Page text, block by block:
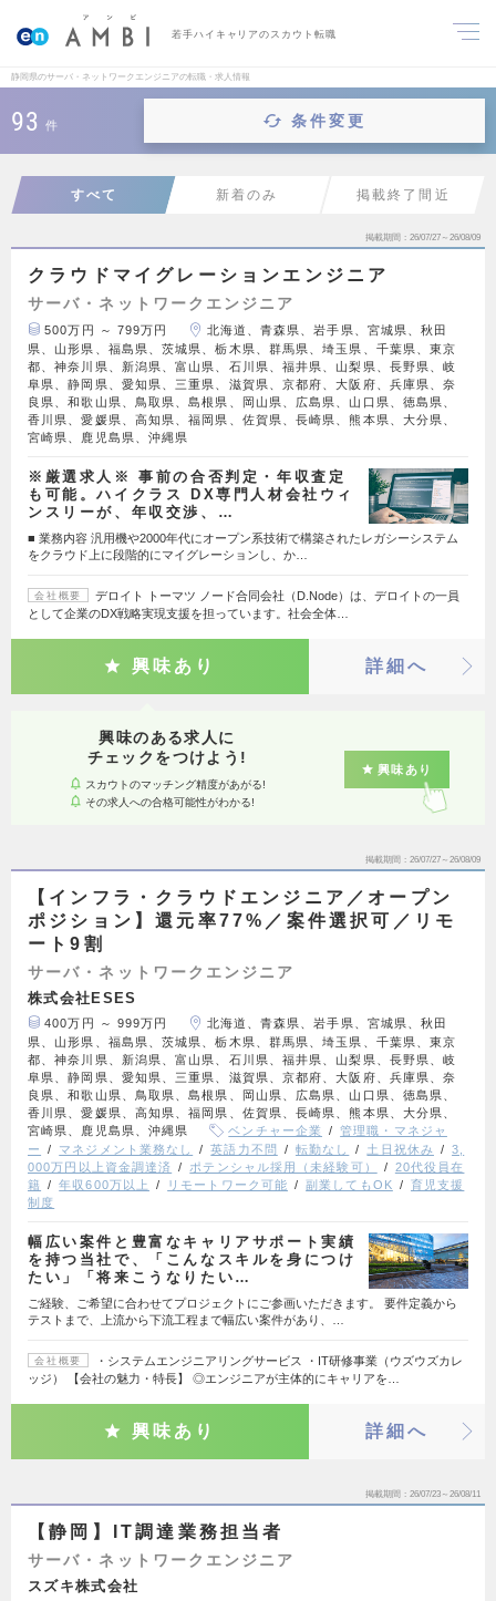
若手ハイキャリアのスカウト転職
静岡県のサーバ・ネットワークエンジニアの転職・求人情報
93 件 条件変更
すべて 新着のみ 掲載終了間近
掲載期間 26/07/27～26/08/09
クラウドマイグレーションエンジニア
サーバ・ネットワークエンジニア
500万円 ～ 799万円
北海道、青森県、岩手県、宮城県、秋田
県、山形県、福島県、茨城県、栃木県、群馬県、埼玉県、千葉県、東京
都、神奈川県、新潟県、富山県、石川県、福井県、山梨県、長野県、岐
阜県、静岡県、愛知県、三重県、滋賀県、京都府、大阪府、兵庫県、奈
良県、和歌山県、鳥取県、島根県、岡山県、広島県、山口県、徳島県、
香川県、愛媛県、高知県、福岡県、佐賀県、長崎県、熊本県、大分県、
宮崎県、鹿児島県、沖縄県
※厳選求人※ 事前の合否判定・年収査定
も可能。ハイクラス DX専門人材会社ウィ
ンスリーが、年収交渉、…
■ 業務内容 汎用機や2000年代にオープン系技術で構築されたレガシーシステム
をクラウド上に段階的にマイグレーションし、か…
会社概要
デロイト トーマツ ノード合同会社（D.Node）は、デロイトの一員
として企業のDX戦略実現支援を担っています。社会全体…
興味あり 詳細へ
興味のある求人に
チェックをつけよう!
スカウトのマッチング精度があがる!
その求人への合格可能性がわかる!
興味あり
掲載期間 26/07/27～26/08/09
【インフラ・クラウドエンジニア／オープン
ポジション】還元率77%／案件選択可／リモ
ート9割
サーバ・ネットワークエンジニア
株式会社ESES
400万円 ～ 999万円
北海道、青森県、岩手県、宮城県、秋田
県、山形県、福島県、茨城県、栃木県、群馬県、埼玉県、千葉県、東京
都、神奈川県、新潟県、富山県、石川県、福井県、山梨県、長野県、岐
阜県、静岡県、愛知県、三重県、滋賀県、京都府、大阪府、兵庫県、奈
良県、和歌山県、鳥取県、島根県、岡山県、広島県、山口県、徳島県、
香川県、愛媛県、高知県、福岡県、佐賀県、長崎県、熊本県、大分県、
宮崎県、鹿児島県、沖縄県
ベンチャー企業
管理職・マネジャ
ー
マネジメント業務なし 英語力不問 転勤なし 土日祝休み
3,
000万円以上資金調達済
ポテンシャル採用（未経験可）
20代役員在
籍
年収600万以上 リモートワーク可能 副業してもOK
育児支援
制度
幅広い案件と豊富なキャリアサポート実績
を持つ当社で、「こんなスキルを身につけ
たい」「将来こうなりたい…
ご経験、ご希望に合わせてプロジェクトにご参画いただきます。 要件定義から
テストまで、上流から下流工程まで幅広い案件があり、…
会社概要
・システムエンジニアリングサービス ・IT研修事業（ウズウズカレ
ッジ） 【会社の魅力・特長】 ◎エンジニアが主体的にキャリアを…
興味あり 詳細へ
掲載期間 26/07/23～26/08/11
【静岡】IT調達業務担当者
サーバ・ネットワークエンジニア
スズキ株式会社